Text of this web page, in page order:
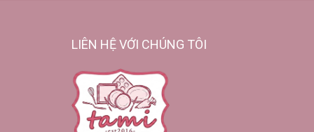
LIÊN HỆ VỚI CHÚNG TÔI